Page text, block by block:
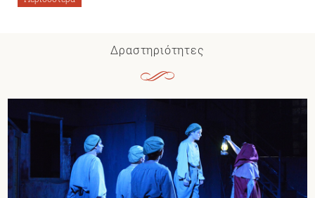
Δραστηριότητες